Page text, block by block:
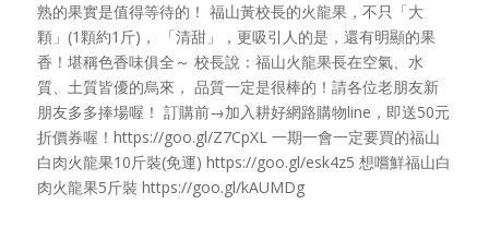
熟的果實是值得等待的！ 福山黃校長的火龍果，不只「大
顆」(1顆約1斤)， 「清甜」，更吸引人的是，還有明顯的果
香！堪稱色香味俱全～ 校長說：福山火龍果長在空氣、水
質、土質皆優的烏來， 品質一定是很棒的！請各位老朋友新
朋友多多捧場喔！ 訂購前→加入耕好網路購物line，即送50元
折價券喔！https://goo.gl/Z7CpXL 一期一會一定要買的福山
白肉火龍果10斤裝(免運) https://goo.gl/esk4z5 想嚐鮮福山白
肉火龍果5斤裝 https://goo.gl/kAUMDg